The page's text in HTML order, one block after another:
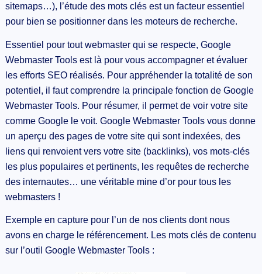
sitemaps…), l’étude des mots clés est un facteur essentiel
pour bien se positionner dans les moteurs de recherche.
Essentiel pour tout webmaster qui se respecte, Google
Webmaster Tools est là pour vous accompagner et évaluer
les efforts SEO réalisés. Pour appréhender la totalité de son
potentiel, il faut comprendre la principale fonction de Google
Webmaster Tools. Pour résumer, il permet de voir votre site
comme Google le voit. Google Webmaster Tools vous donne
un aperçu des pages de votre site qui sont indexées, des
liens qui renvoient vers votre site (backlinks), vos mots-clés
les plus populaires et pertinents, les requêtes de recherche
des internautes… une véritable mine d’or pour tous les
webmasters !
Exemple en capture pour l’un de nos clients dont nous
avons en charge le référencement. Les mots clés de contenu
sur l’outil Google Webmaster Tools :